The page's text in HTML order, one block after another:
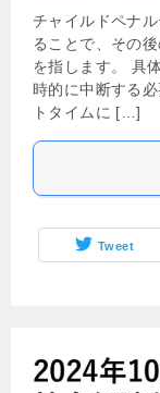
チャイルドペナ
ることで、その
を指します。 具
時的に中断する
トタイムに […]
Tweet